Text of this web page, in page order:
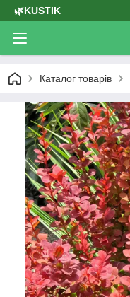
🌿KUSTIK
Каталог товарів